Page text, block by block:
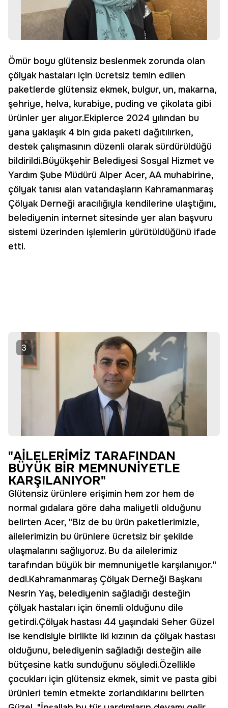
Ömür boyu glütensiz beslenmek zorunda olan
çölyak hastaları için ücretsiz temin edilen
paketlerde glütensiz ekmek, bulgur, un, makarna,
şehriye, helva, kurabiye, puding ve çikolata gibi
ürünler yer alıyor.Ekiplerce 2024 yılından bu
yana yaklaşık 4 bin gıda paketi dağıtılırken,
destek çalışmasının düzenli olarak sürdürüldüğü
bildirildi.Büyükşehir Belediyesi Sosyal Hizmet ve
Yardım Şube Müdürü Alper Acer, AA muhabirine,
çölyak tanısı alan vatandaşların Kahramanmaraş
Çölyak Derneği aracılığıyla kendilerine ulaştığını,
belediyenin internet sitesinde yer alan başvuru
sistemi üzerinden işlemlerin yürütüldüğünü ifade
etti.
3
"AİLELERİMİZ TARAFINDAN
BÜYÜK BİR MEMNUNİYETLE
KARŞILANIYOR"
Glütensiz ürünlere erişimin hem zor hem de
normal gıdalara göre daha maliyetli olduğunu
belirten Acer, "Biz de bu ürün paketlerimizle,
ailelerimizin bu ürünlere ücretsiz bir şekilde
ulaşmalarını sağlıyoruz. Bu da ailelerimiz
tarafından büyük bir memnuniyetle karşılanıyor."
dedi.Kahramanmaraş Çölyak Derneği Başkanı
Nesrin Yaş, belediyenin sağladığı desteğin
çölyak hastaları için önemli olduğunu dile
getirdi.Çölyak hastası 44 yaşındaki Seher Güzel
ise kendisiyle birlikte iki kızının da çölyak hastası
olduğunu, belediyenin sağladığı desteğin aile
bütçesine katkı sunduğunu söyledi.Özellikle
çocukları için glütensiz ekmek, simit ve pasta gibi
ürünleri temin etmekte zorlandıklarını belirten